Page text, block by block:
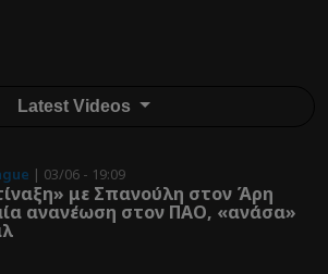
Latest Videos
| 03/06 - 19:09
με Σπανούλη στον Άρη
ανανέωση στον ΠΑΟ, «ανάσα»